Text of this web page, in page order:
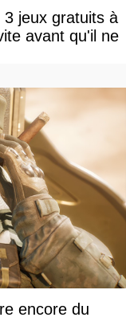
jeux gratuits à
avant qu'il ne
encore du